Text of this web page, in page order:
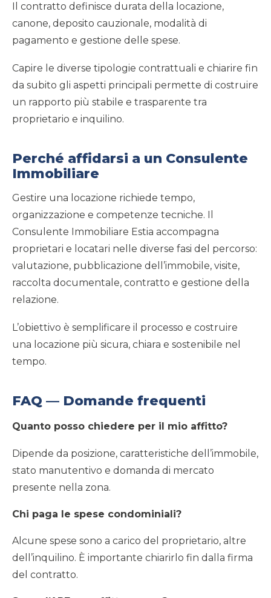
Il contratto definisce durata della locazione,
canone, deposito cauzionale, modalità di
pagamento e gestione delle spese.
Capire le diverse tipologie contrattuali e chiarire fin
da subito gli aspetti principali permette di costruire
un rapporto più stabile e trasparente tra
proprietario e inquilino.
Perché affidarsi a un Consulente
Immobiliare
Gestire una locazione richiede tempo,
organizzazione e competenze tecniche. Il
Consulente Immobiliare Estia accompagna
proprietari e locatari nelle diverse fasi del percorso:
valutazione, pubblicazione dell’immobile, visite,
raccolta documentale, contratto e gestione della
relazione.
L’obiettivo è semplificare il processo e costruire
una locazione più sicura, chiara e sostenibile nel
tempo.
FAQ — Domande frequenti
Quanto posso chiedere per il mio affitto?
Dipende da posizione, caratteristiche dell’immobile,
stato manutentivo e domanda di mercato
presente nella zona.
Chi paga le spese condominiali?
Alcune spese sono a carico del proprietario, altre
dell’inquilino. È importante chiarirlo fin dalla firma
del contratto.